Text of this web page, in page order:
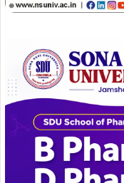
करते हुए बताया कि एक
लगाकर उनकी दुकानों को
परिवारों के समक्ष रोजी-